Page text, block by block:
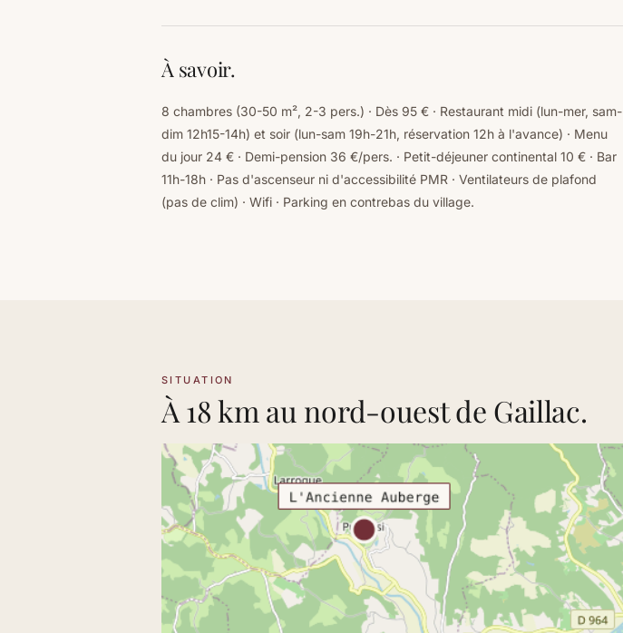
À savoir.
8 chambres (30-50 m², 2-3 pers.) · Dès 95 € · Restaurant midi (lun-mer, sam-
dim 12h15-14h) et soir (lun-sam 19h-21h, réservation 12h à l'avance) · Menu
du jour 24 € · Demi-pension 36 €/pers. · Petit-déjeuner continental 10 € · Bar
11h-18h · Pas d'ascenseur ni d'accessibilité PMR · Ventilateurs de plafond
(pas de clim) · Wifi · Parking en contrebas du village.
SITUATION
À 18 km au nord-ouest de Gaillac.